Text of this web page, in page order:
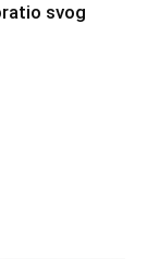
svog